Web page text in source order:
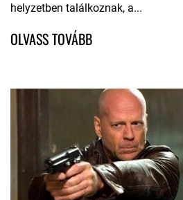
helyzetben találkoznak, a...